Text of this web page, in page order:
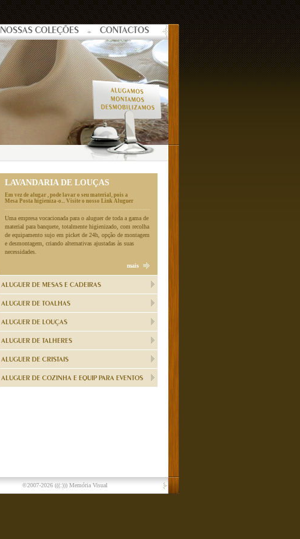
NOSSAS COLEÇÕES CONTACTOS
LAVANDARIA DE LOUÇAS
Em vez de alugar , pode lavar o seu material, pois a
Mesa Posta higieniza-o... Visite o nosso Link Aluguer
Uma empresa vocacionada para o aluguer de toda a gama de
material para banquete, totalmente higienizado, com recolha
de equipamento sujo em picket de 24h, opção de montagem
e desmontagem, criando alternativas ajustadas às suas
necessidades.
mais
ALUGUER DE MESAS E CADEIRAS
ALUGUER DE TOALHAS
ALUGUER DE LOUÇAS
ALUGUER DE TALHERES
ALUGUER DE CRISTAIS
ALUGUER DE COZINHA E EQUIP PARA EVENTOS
©2007-2026 (((:))) Memória Visual